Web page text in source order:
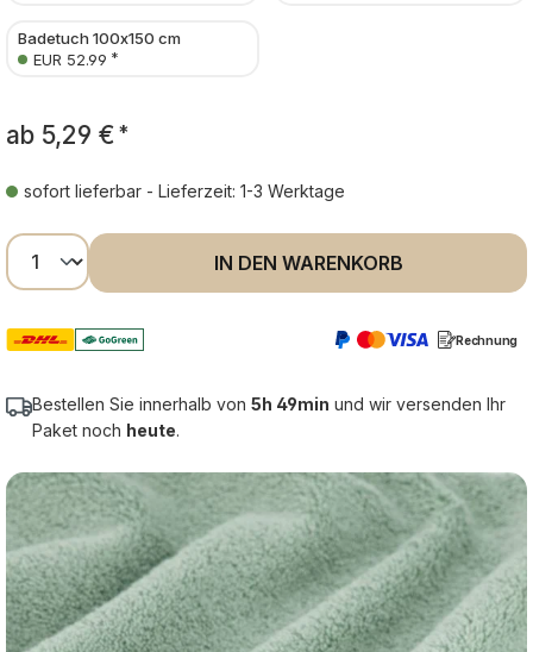
Badetuch 100x150 cm
EUR 52.99 *
ab 5,29 € *
sofort lieferbar - Lieferzeit: 1-3 Werktage
Produkt Anzahl: Gib den gewünschten
IN DEN WARENKORB
Rechnung
Bestellen Sie innerhalb von 5h 49min und wir versenden Ihr
Paket noch heute.